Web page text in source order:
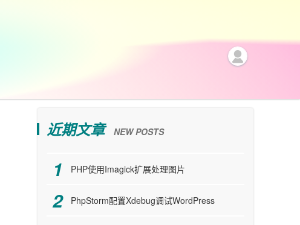
近期文章 NEW POSTS
PHP使用Imagick扩展处理图片
PhpStorm配置Xdebug调试WordPress